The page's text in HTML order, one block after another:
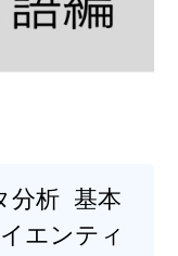
分析 基本
エンティ